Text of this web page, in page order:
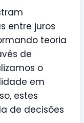
entre juros
teoria
de
o
em
estes
de decisões